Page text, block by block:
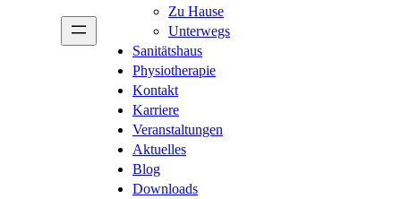
Zu Hause
Unterwegs
Sanitätshaus
Physiotherapie
Kontakt
Karriere
Veranstaltungen
Aktuelles
Blog
Downloads